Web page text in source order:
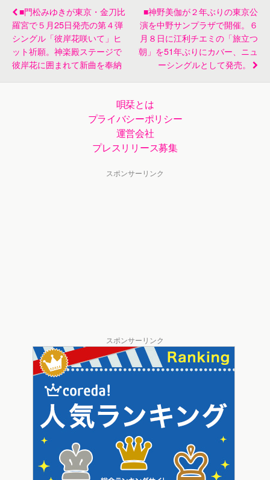
■門松みゆきが東京・金刀比
羅宮で５月25日発売の第４弾
シングル「彼岸花咲いて」ヒ
ット祈願。神楽殿ステージで
彼岸花に囲まれて新曲を奉納
■神野美伽が２年ぶりの東京公
演を中野サンプラザで開催。６
月８日に江利チエミの「旅立つ
朝」を51年ぶりにカバー、ニュ
ーシングルとして発売。
唄栞とは
プライバシーポリシー
運営会社
プレスリリース募集
スポンサーリンク
スポンサーリンク